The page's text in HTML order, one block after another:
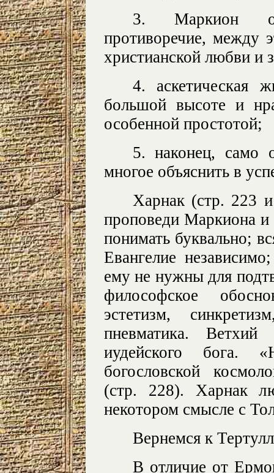
3. Маркион
противоречие, между
христианской любви и
4. аскетическая
большой высоте и
особенной простотой;
5. наконец, само
многое объяснить в
Харнак (стр. 223
проповеди Маркиона и
понимать буквально;
Евангелие
ему не нужны для
философское
эстетизм,
пневматика.
иудейского бога.
богословской
(стр. 228). Харнак
некотором смысле с
Вернемся к
В отличие от